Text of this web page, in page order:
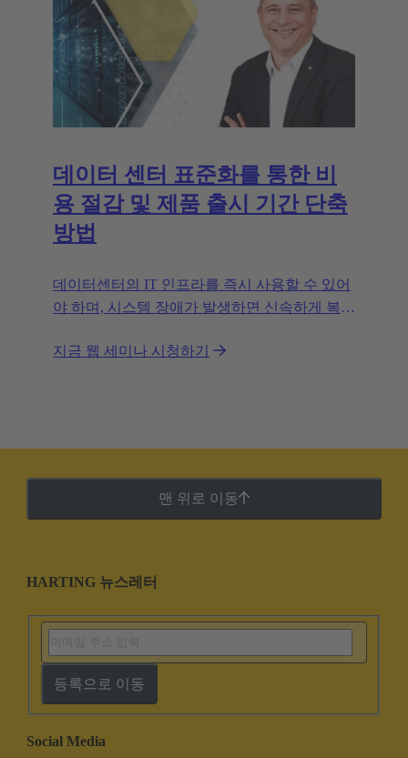
데이터 센터 표준화를 통한 비
용 절감 및 제품 출시 기간 단축
방법
데이터센터의 IT 인프라를 즉시 사용할 수 있어
야 하며, 시스템 장애가 발생하면 신속하게 복구
지금 웹 세미나 시청하기
맨 위로 이동
HARTING 뉴스레터
등록으로 이동
Social Media